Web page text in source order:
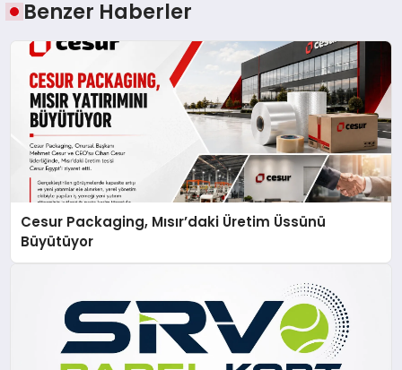
Benzer Haberler
Cesur Packaging, Mısır’daki Üretim Üssünü
Büyütüyor